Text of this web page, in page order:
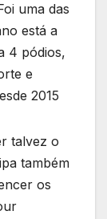
uma das
está a
4 pódios,
e
2015
talvez o
também
os